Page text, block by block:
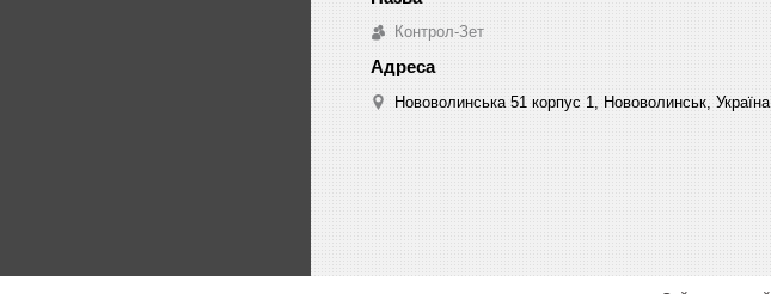
Контрол-Зет
Нововолинська 51 корпус 1, Нововолинськ, Україна